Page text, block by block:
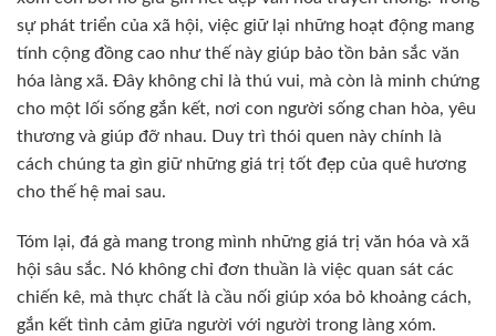
sự phát triển của xã hội, việc giữ lại những hoạt động mang
tính cộng đồng cao như thế này giúp bảo tồn bản sắc văn
hóa làng xã. Đây không chỉ là thú vui, mà còn là minh chứng
cho một lối sống gắn kết, nơi con người sống chan hòa, yêu
thương và giúp đỡ nhau. Duy trì thói quen này chính là
cách chúng ta gìn giữ những giá trị tốt đẹp của quê hương
cho thế hệ mai sau.
Tóm lại, đá gà mang trong mình những giá trị văn hóa và xã
hội sâu sắc. Nó không chỉ đơn thuần là việc quan sát các
chiến kê, mà thực chất là cầu nối giúp xóa bỏ khoảng cách,
gắn kết tình cảm giữa người với người trong làng xóm.